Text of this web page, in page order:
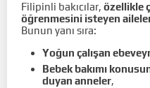
Filipinli bakıcılar, özellikle
öğrenmesini isteyen
Bunun yanı sıra:
Yoğun çalışan
Bebek bakımı
duyan anneler,